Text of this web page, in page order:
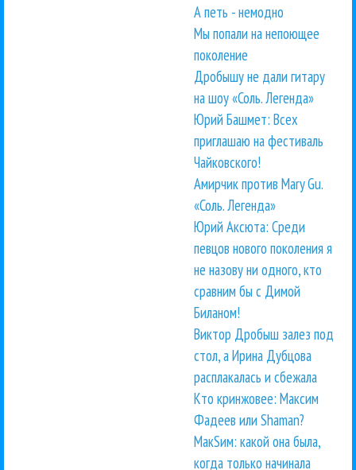
А петь - немодно
Мы попали на непоющее
поколение
Дробышу не дали гитару
на шоу «Соль. Легенда»
Юрий Башмет: Всех
приглашаю на фестиваль
Чайковского!
Амирчик против Mary Gu.
«Соль. Легенда»
Юрий Аксюта: Среди
певцов нового поколения я
не назову ни одного, кто
сравним бы с Димой
Биланом!
Виктор Дробыш залез под
стол, а Ирина Дубцова
расплакалась и сбежала
Кто кринжовее: Максим
Фадеев или Shaman?
МакSим: какой она была,
когда только начинала